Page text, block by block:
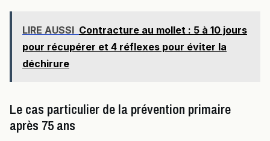
LIRE AUSSI Contracture au mollet : 5 à 10 jours
pour récupérer et 4 réflexes pour éviter la
déchirure
Le cas particulier de la prévention primaire
après 75 ans